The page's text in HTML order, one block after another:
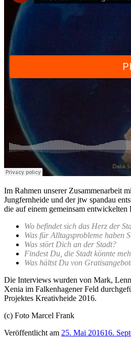
Im Rahmen unserer Zusammenarbeit
Jungfernheide und der jtw spandau
die auf einem gemeinsam entwickelten
Wo befindet sich das Herz der
Was für Alltagsprobleme haben
Was stört Dich an der Stadt?
Findest Du, die Stadt könnte
Was hältst Du von
Die Interviews wurden von Mark,
Xenia im Falkenhagener Feld
Projektes Kreativheide 2016.
(c) Foto Marcel Frank
Veröffentlicht am 25. Mai 201616.